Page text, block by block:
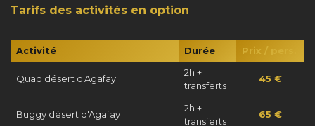
Tarifs des activités en option
Activité Durée Prix / pers.
Quad désert d'Agafay
2h +
transferts
45 €
Buggy désert d'Agafay
2h +
transferts
65 €